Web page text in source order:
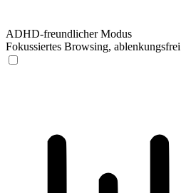
ADHD-freundlicher Modus
Fokussiertes Browsing, ablenkungsfrei